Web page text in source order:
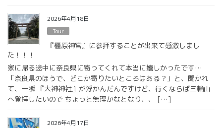
2026年4月18日
Tour
『橿原神宮』に参拝することが出来て感激しまし
た！！！
家に帰る途中に奈良県に寄ってくれて本当に嬉しかったです…
「奈良県のほうで、どこか寄りたいところはある？」と、聞かれ
て、一瞬 『大神神社』が浮かんだんですけど、行くならば三輪山
へ登拝したいので ちょっと無理かなとなり、、 […]
2026年4月17日